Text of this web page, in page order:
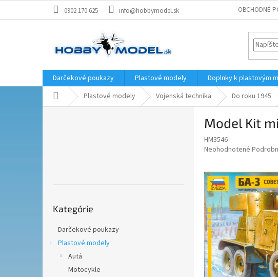
0902 170 625 info@hobbymodel.sk OBCHODNÉ
Darčekové poukazy Plastové modely Doplnky k plastovým
DomovPlastové modely Vojenská technika Do roku 1945
kategórie
Kategórie
Darčekové poukazy
Plastové modely
Autá
Motocykle
Model Kit
HM3546
Priemerné
je
0,0
z
5
hviezdičiek.
Neohodnotené